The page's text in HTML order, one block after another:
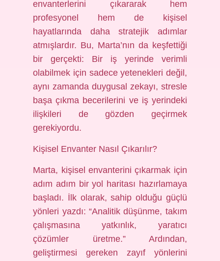
envanterlerini çıkararak hem
profesyonel hem de kişisel
hayatlarında daha stratejik adımlar
atmışlardır. Bu, Marta’nın da keşfettiği
bir gerçekti: Bir iş yerinde verimli
olabilmek için sadece yetenekleri değil,
aynı zamanda duygusal zekayı, stresle
başa çıkma becerilerini ve iş yerindeki
ilişkileri de gözden geçirmek
gerekiyordu.
Kişisel Envanter Nasıl Çıkarılır?
Marta, kişisel envanterini çıkarmak için
adım adım bir yol haritası hazırlamaya
başladı. İlk olarak, sahip olduğu güçlü
yönleri yazdı: “Analitik düşünme, takım
çalışmasına yatkınlık, yaratıcı
çözümler üretme.” Ardından,
geliştirmesi gereken zayıf yönlerini